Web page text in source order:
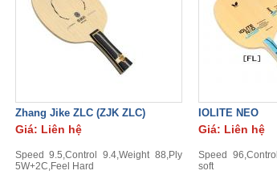
Zhang Jike ZLC (ZJK ZLC)
Giá: Liên hệ
Speed 9.5,Control 9.4,Weight 88,Ply
5W+2C,Feel Hard
IOLITE NEO
Giá: Liên hệ
Speed
soft